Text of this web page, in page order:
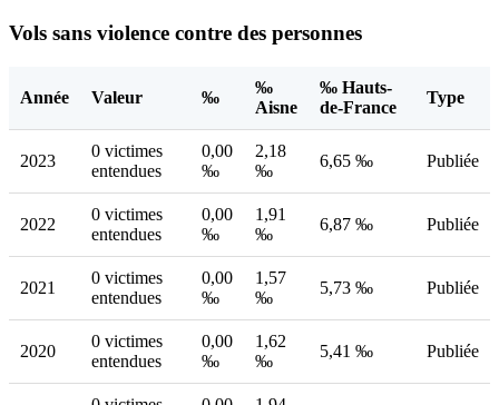
Vols sans violence contre des personnes
Année Valeur ‰
‰
Aisne
‰ Hauts-
de-France
Type
2023
0 victimes
entendues
0,00
‰
2,18
‰
6,65 ‰ Publiée
2022
0 victimes
entendues
0,00
‰
1,91
‰
6,87 ‰ Publiée
2021
0 victimes
entendues
0,00
‰
1,57
‰
5,73 ‰ Publiée
2020
0 victimes
entendues
0,00
‰
1,62
‰
5,41 ‰ Publiée